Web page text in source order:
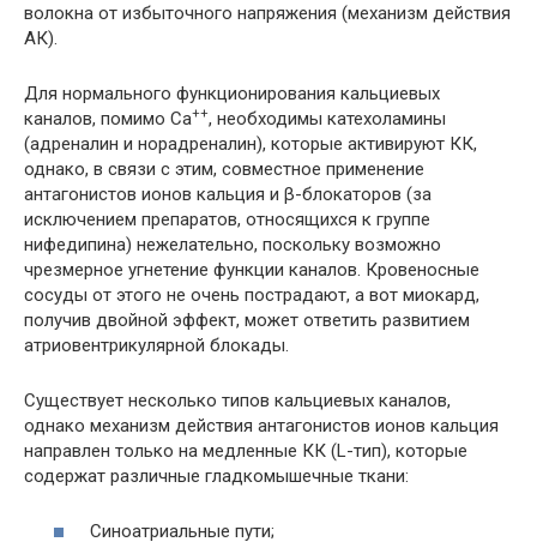
волокна от избыточного напряжения (механизм действия
АК).
Для нормального функционирования кальциевых
каналов, помимо Са++, необходимы катехоламины
(адреналин и норадреналин), которые активируют КК,
однако, в связи с этим, совместное применение
антагонистов ионов кальция и β-блокаторов (за
исключением препаратов, относящихся к группе
нифедипина) нежелательно, поскольку возможно
чрезмерное угнетение функции каналов. Кровеносные
сосуды от этого не очень пострадают, а вот миокард,
получив двойной эффект, может ответить развитием
атриовентрикулярной блокады
Существует несколько типов кальциевых каналов,
однако механизм действия антагонистов ионов кальция
направлен только на медленные КК (L-тип), которые
содержат различные гладкомышечные ткани:
Синоатриальные пути;